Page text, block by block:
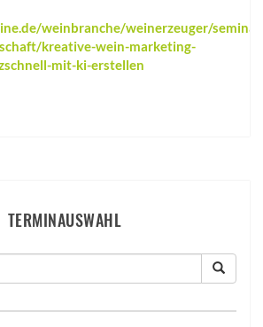
weinbranche/weinerzeuger/
kreative-wein-marketing-
mit-ki-erstellen
TERMINAUSWAHL